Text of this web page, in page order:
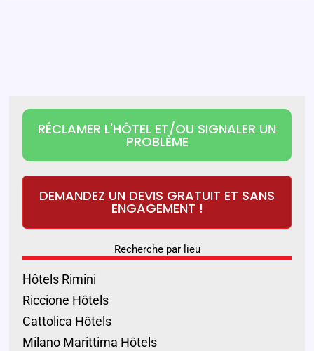
RÉCLAMER L'HÔTEL ET/OU SIGNALER UN
PROBLÈME
DEMANDEZ UN DEVIS GRATUIT ET SANS
ENGAGEMENT !
Recherche par lieu
Hôtels Rimini
Riccione Hôtels
Cattolica Hôtels
Milano Marittima Hôtels